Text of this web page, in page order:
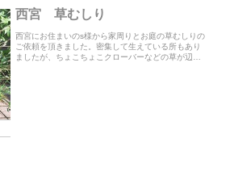
西宮 草むしり
西宮にお住まいのs様から家周りとお庭の草むしりの
ご依頼を頂きました。密集して生えている所もあり
ましたが、ちょこちょこクローバーなどの草が辺り